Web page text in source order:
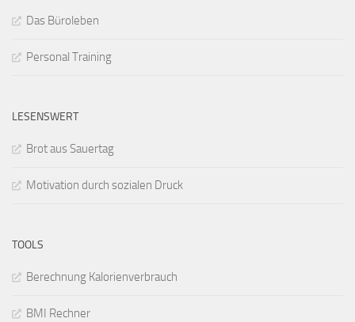
Das Büroleben
Personal Training
LESENSWERT
Brot aus Sauertag
Motivation durch sozialen Druck
TOOLS
Berechnung Kalorienverbrauch
BMI Rechner